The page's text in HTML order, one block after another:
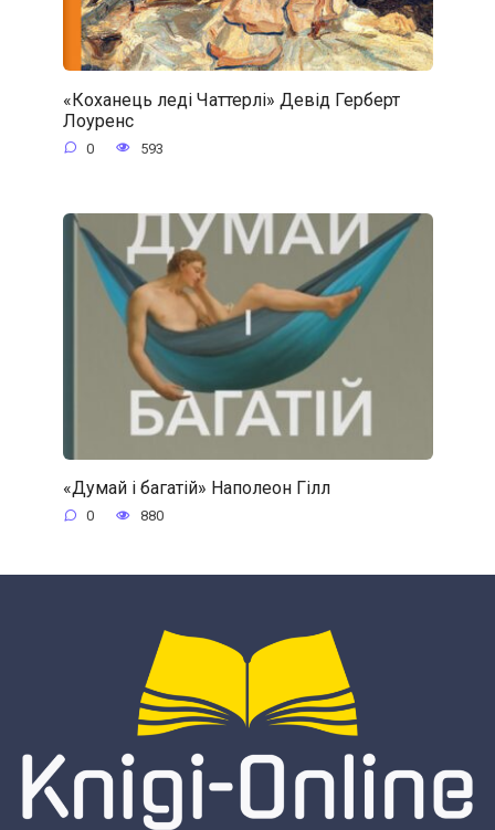
«Коханець леді Чаттерлі» Девід Герберт
Лоуренс
0 593
«Думай і багатій» Наполеон Гілл
0 880